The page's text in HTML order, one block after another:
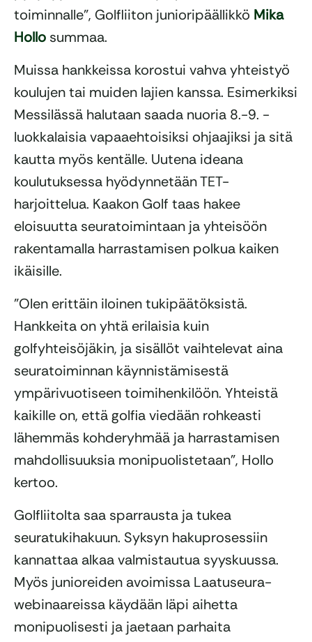
toiminnalle”, Golfliiton junioripäällikkö Mika
Hollo summaa.
Muissa hankkeissa korostui vahva yhteistyö
koulujen tai muiden lajien kanssa. Esimerkiksi
Messilässä halutaan saada nuoria 8.-9. -
luokkalaisia vapaaehtoisiksi ohjaajiksi ja sitä
kautta myös kentälle. Uutena ideana
koulutuksessa hyödynnetään TET-
harjoittelua. Kaakon Golf taas hakee
eloisuutta seuratoimintaan ja yhteisöön
rakentamalla harrastamisen polkua kaiken
ikäisille.
”Olen erittäin iloinen tukipäätöksistä.
Hankkeita on yhtä erilaisia kuin
golfyhteisöjäkin, ja sisällöt vaihtelevat aina
seuratoiminnan käynnistämisestä
ympärivuotiseen toimihenkilöön. Yhteistä
kaikille on, että golfia viedään rohkeasti
lähemmäs kohderyhmää ja harrastamisen
mahdollisuuksia monipuolistetaan”, Hollo
kertoo.
Golfliitolta saa sparrausta ja tukea
seuratukihakuun. Syksyn hakuprosessiin
kannattaa alkaa valmistautua syyskuussa.
Myös junioreiden avoimissa Laatuseura-
webinaareissa käydään läpi aihetta
monipuolisesti ja jaetaan parhaita